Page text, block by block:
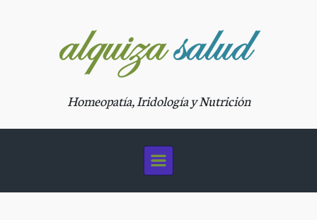
Homeopatía, Iridología y Nutrición